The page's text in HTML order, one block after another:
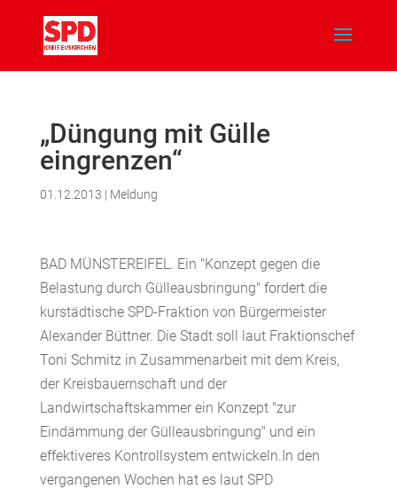
„Düngung mit Gülle
eingrenzen“
01.12.2013 | Meldung
BAD MÜNSTEREIFEL. Ein "Konzept gegen die
Belastung durch Gülleausbringung" fordert die
kurstädtische SPD-Fraktion von Bürgermeister
Alexander Büttner. Die Stadt soll laut Fraktionschef
Toni Schmitz in Zusammenarbeit mit dem Kreis,
der Kreisbauernschaft und der
Landwirtschaftskammer ein Konzept "zur
Eindämmung der Gülleausbringung" und ein
effektiveres Kontrollsystem entwickeln.In den
vergangenen Wochen hat es laut SPD